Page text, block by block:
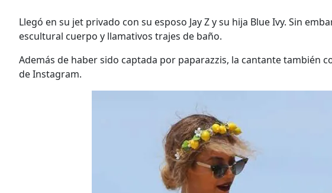
Llegó en su jet privado con su esposo Jay Z y su hija Blue Ivy. Sin
escultural cuerpo y llamativos trajes de baño.
Además de haber sido captada por paparazzis, la cantante también
de Instagram.